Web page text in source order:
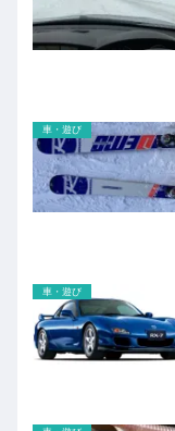
車・遊び
車・遊び